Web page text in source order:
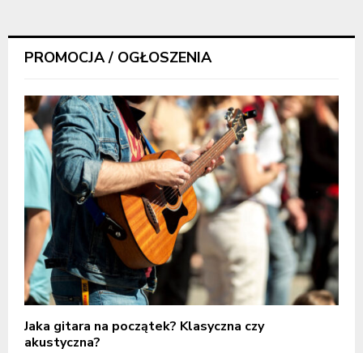
PROMOCJA / OGŁOSZENIA
Jaka gitara na początek? Klasyczna czy
akustyczna?